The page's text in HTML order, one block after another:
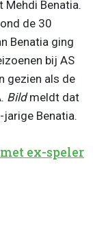
Benatia.
de 30
Benatia ging
bij AS
gezien als de
Bildmeldt dat
Benatia.
ex-speler